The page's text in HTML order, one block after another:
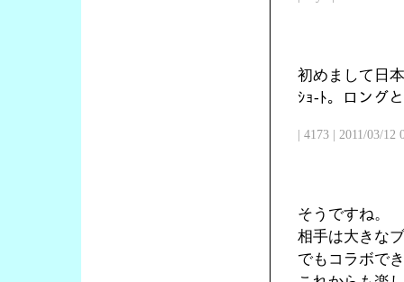
初めまして日
ｼｮ-ﾄ。ロング
| 4173 | 2011/03/12
そうですね。
相手は大きな
でもコラボで